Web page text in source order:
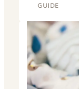
GUIDE